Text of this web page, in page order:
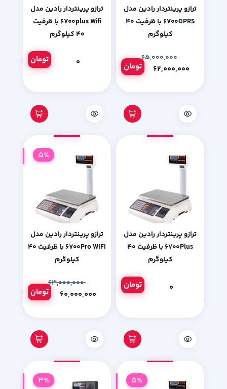
ترازو پرینتردار رادین مدل
۶۷۰۰GPRS با ظرفیت ۴۰
کیلوگرم
۶۵,۰۰۰,۰۰۰
تومان
ترازو پرینتردار رادین مدل
6700plus Wifi با ظرفیت
۴۰ کیلوگرم
تومان
ترازو پرینتردار رادین مدل
۶۷۰۰Plus با ظرفیت ۴۰
کیلوگرم
تومان
ترازو پرینتردار رادین مدل
۶۷۰۰Pro WIFI با ظرفیت ۴۰
کیلوگرم
۶۳,۰۰۰,۰۰۰
تومان
5%
5%
3%